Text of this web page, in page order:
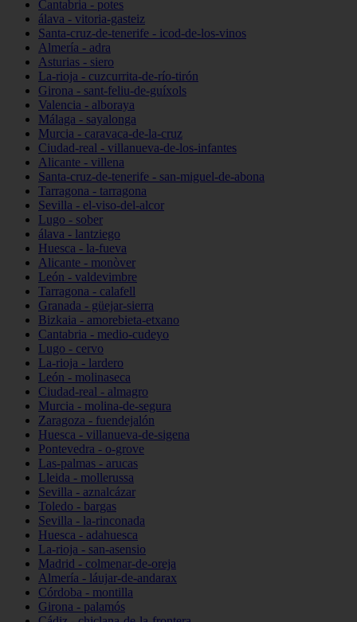
Cantabria - potes
álava - vitoria-gasteiz
Santa-cruz-de-tenerife - icod-de-los-vinos
Almería - adra
Asturias - siero
La-rioja - cuzcurrita-de-río-tirón
Girona - sant-feliu-de-guíxols
Valencia - alboraya
Málaga - sayalonga
Murcia - caravaca-de-la-cruz
Ciudad-real - villanueva-de-los-infantes
Alicante - villena
Santa-cruz-de-tenerife - san-miguel-de-abona
Tarragona - tarragona
Sevilla - el-viso-del-alcor
Lugo - sober
álava - lantziego
Huesca - la-fueva
Alicante - monòver
León - valdevimbre
Tarragona - calafell
Granada - güejar-sierra
Bizkaia - amorebieta-etxano
Cantabria - medio-cudeyo
Lugo - cervo
La-rioja - lardero
León - molinaseca
Ciudad-real - almagro
Murcia - molina-de-segura
Zaragoza - fuendejalón
Huesca - villanueva-de-sigena
Pontevedra - o-grove
Las-palmas - arucas
Lleida - mollerussa
Sevilla - aznalcázar
Toledo - bargas
Sevilla - la-rinconada
Huesca - adahuesca
La-rioja - san-asensio
Madrid - colmenar-de-oreja
Almería - láujar-de-andarax
Córdoba - montilla
Girona - palamós